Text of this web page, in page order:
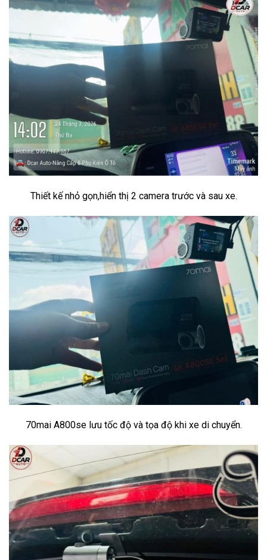
Thiết kế nhỏ gọn,hiển thị 2 camera trước và sau xe.
70mai A800se lưu tốc độ và tọa độ khi xe di chuyển.